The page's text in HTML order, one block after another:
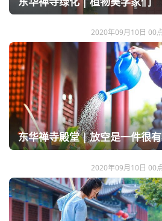
2020年09月10日 00
东华禅寺殿堂 | 放空是一件很
2020年09月10日 00